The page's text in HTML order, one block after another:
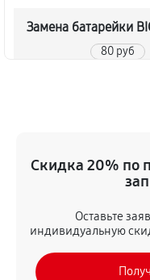
Замена батарейки
80 руб
Скидка 20% по
Оставьте
индивидуальную